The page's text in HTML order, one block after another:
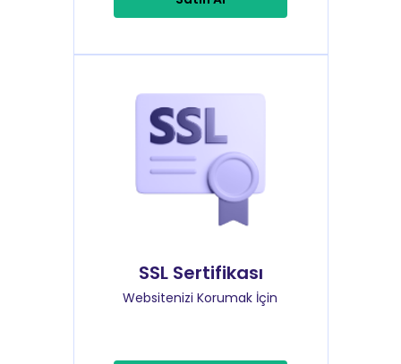
SSL Sertifikası
Websitenizi Korumak İçin